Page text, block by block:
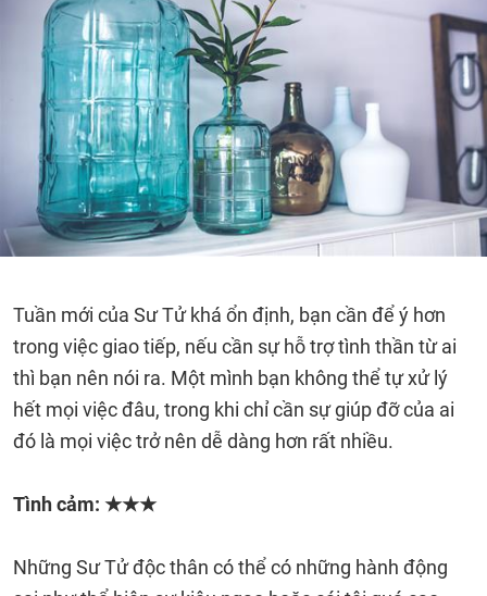
Tuần mới của Sư Tử khá ổn định, bạn cần để ý hơn
trong việc giao tiếp, nếu cần sự hỗ trợ tình thần từ ai
thì bạn nên nói ra. Một mình bạn không thể tự xử lý
hết mọi việc đâu, trong khi chỉ cần sự giúp đỡ của ai
đó là mọi việc trở nên dễ dàng hơn rất nhiều.
Tình cảm: ★★★
Những Sư Tử độc thân có thể có những hành động